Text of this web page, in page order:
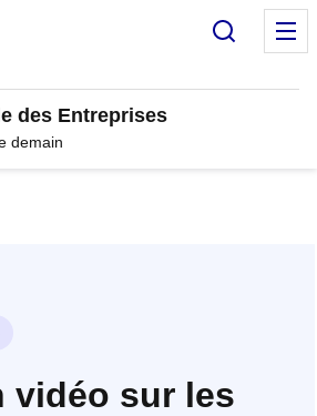
cookies
des Entreprises
demain
vidéo sur les